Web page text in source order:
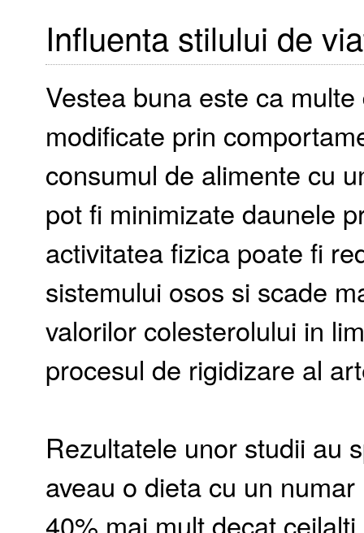
Influenta stilului de
Vestea buna este ca
modificate prin
consumul de alimente cu
pot fi minimizate daunele
activitatea fizica poate fi
sistemului osos si scade
valorilor colesterolului in
procesul de rigidizare al
Rezultatele unor studii au
aveau o dieta cu un
40% mai mult decat